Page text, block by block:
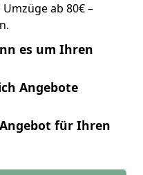
ab 80€ –
es um Ihren
Angebote
für Ihren